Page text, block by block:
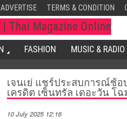
ADVERTISE TERMS & CONDITION
FASHION MUSIC & RADIO
เจนเย่ แชร์ประสบการณ์ช้
เครดิต เซ็นทรัล เดอะวัน โ
10 July 2025 12:16